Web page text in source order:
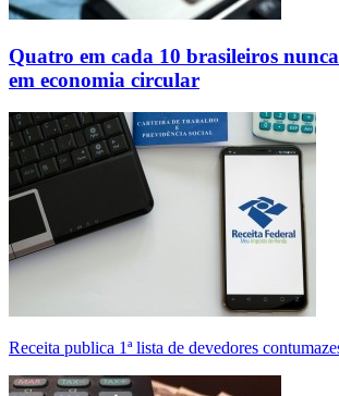
Quatro em cada 10 brasileiros
em economia circular
Receita publica 1ª lista de devedores